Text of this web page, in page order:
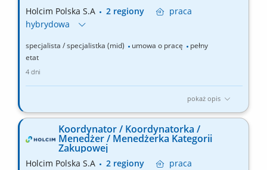
Holcim Polska S.A
praca
hybrydowa
specjalista / specjalistka (mid) umowa o pracę
pełny
etat
4 dni
pokaż opis
Zakres obowiązków: prowadzenie projektów zakupowych
dotyczących materiałów, surowców i usług wykorzystywanych w
zakładach produkcyjnych, w tym projektów inwestycyjnych
CAPEX; organizowanie postępowań ofertowych, przetargów i
Koordynator / Koordynatorka /
Menedżer / Menedżerka Kategorii
Zakupowej
Holcim Polska S.A
praca